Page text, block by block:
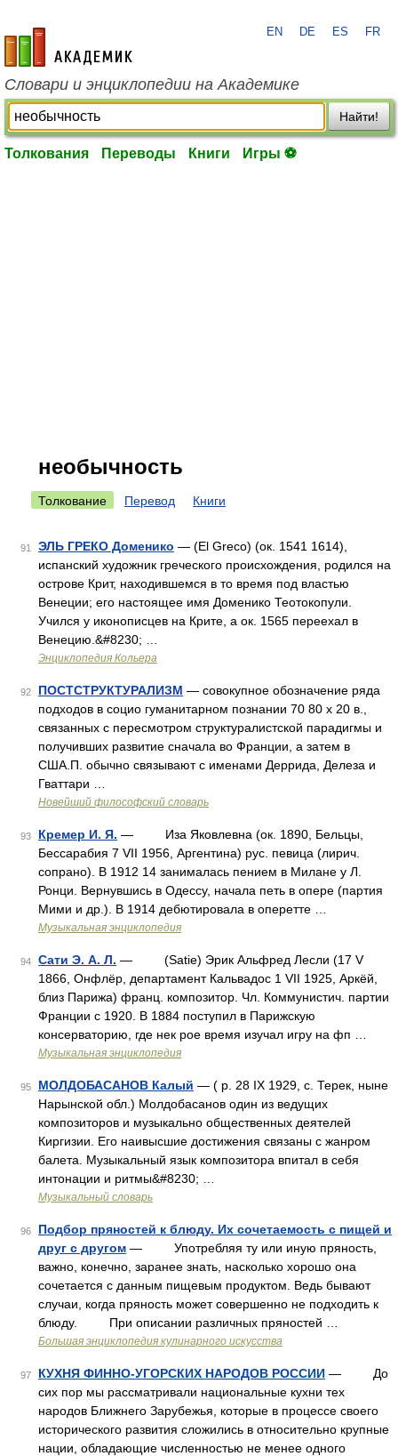
academic.ru
EN DE ES FR
Словари и энциклопедии на Академике
Найти!
Толкования Переводы Книги Игры ⚽
необычность
Толкование Перевод Книги
91 ЭЛЬ ГРЕКО Доменико — (El Greco) (ок. 1541 1614),
испанский художник греческого происхождения, родился на
острове Крит, находившемся в то время под властью
Венеции; его настоящее имя Доменико Теотокопули.
Учился у иконописцев на Крите, а ок. 1565 переехал в
Венецию.&#8230; …
Энциклопедия Кольера
92 ПОСТСТРУКТУРАЛИЗМ — совокупное обозначение ряда
подходов в социо гуманитарном познании 70 80 х 20 в.,
связанных с пересмотром структуралистской парадигмы и
получивших развитие сначала во Франции, а затем в
США.П. обычно связывают с именами Деррида, Делеза и
Гваттари …
Новейший философский словарь
93 Кремер И. Я. — Иза Яковлевна (ок. 1890, Бельцы,
Бессарабия 7 VII 1956, Аргентина) рус. певица (лирич.
сопрано). В 1912 14 занималась пением в Милане у Л.
Ронци. Вернувшись в Одессу, начала петь в опере (партия
Мими и др.). В 1914 дебютировала в оперетте …
Музыкальная энциклопедия
94 Сати Э. А. Л. — (Satie) Эрик Альфред Лесли (17 V
1866, Онфлёр, департамент Кальвадос 1 VII 1925, Аркёй,
близ Парижа) франц. композитор. Чл. Коммунистич. партии
Франции с 1920. В 1884 поступил в Парижскую
консерваторию, где нек рое время изучал игру на фп …
Музыкальная энциклопедия
95 МОЛДОБАСАНОВ Калый — ( р. 28 IX 1929, с. Терек, ныне
Нарынской обл.) Молдобасанов один из ведущих
композиторов и музыкально общественных деятелей
Киргизии. Его наивысшие достижения связаны с жанром
балета. Музыкальный язык композитора впитал в себя
интонации и ритмы&#8230; …
Музыкальный словарь
96
Подбор пряностей к блюду. Их сочетаемость с пищей и
друг с другом — Употребляя ту или иную пряность,
важно, конечно, заранее знать, насколько хорошо она
сочетается с данным пищевым продуктом. Ведь бывают
случаи, когда пряность может совершенно не подходить к
блюду. При описании различных пряностей …
Большая энциклопедия кулинарного искусства
97 КУХНЯ ФИННО-УГОРСКИХ НАРОДОВ РОССИИ — До
сих пор мы рассматривали национальные кухни тех
народов Ближнего Зарубежья, которые в процессе своего
исторического развития сложились в относительно крупные
нации, обладающие численностью не менее одного